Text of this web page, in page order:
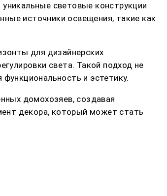
световые конструкции
источники освещения, такие как
для дизайнерских
света. Такой подход не
и эстетику.
домохозяев, создавая
декора, который может стать